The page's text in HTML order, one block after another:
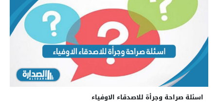
اسئلة صراحة وجرأة للاصدقاء الاوفياء